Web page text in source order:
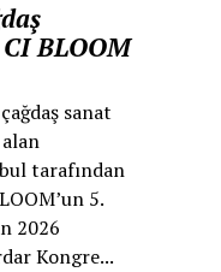
BLOOM
sanat
tarafından
5.
2026
Kongre...